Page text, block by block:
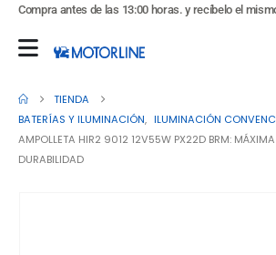
Compra antes de las 13:00 horas. y recíbelo el
TIENDA
BATERÍAS Y ILUMINACIÓN, ILUMINACIÓN
AMPOLLETA HIR2 9012 12V55W PX22D BRM:
DURABILIDAD